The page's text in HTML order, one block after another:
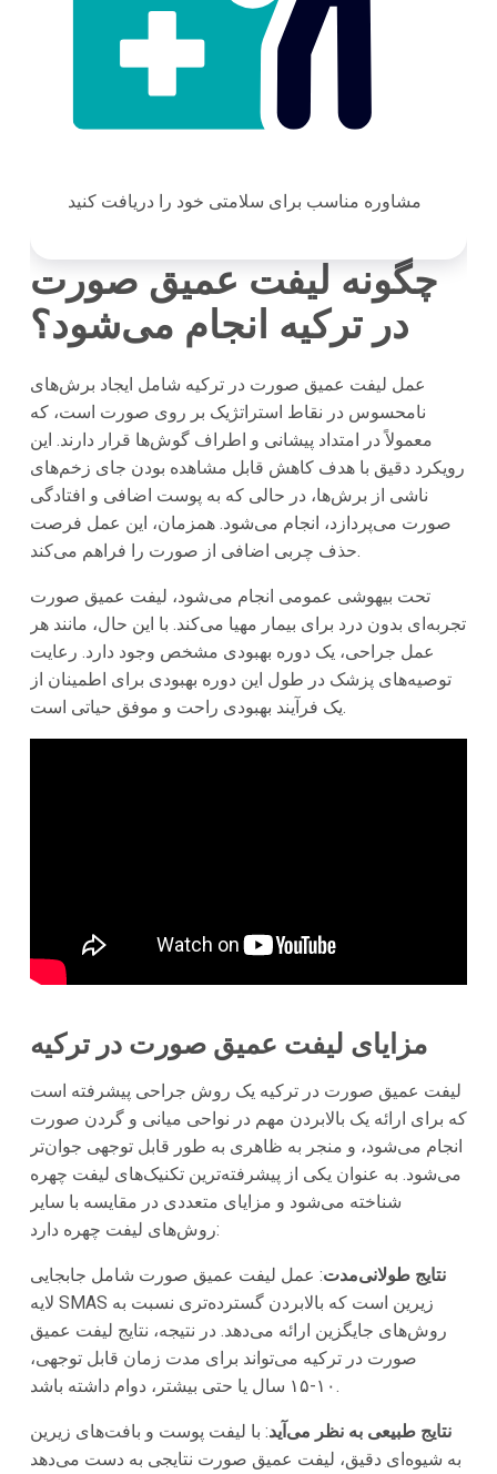
مشاوره مناسب برای سلامتی خود را دریافت کنید
چگونه لیفت عمیق صورت
در ترکیه انجام می‌شود؟
عمل لیفت عمیق صورت در ترکیه شامل ایجاد برش‌های
نامحسوس در نقاط استراتژیک بر روی صورت است، که
معمولاً در امتداد پیشانی و اطراف گوش‌ها قرار دارند. این
رویکرد دقیق با هدف کاهش قابل مشاهده بودن جای زخم‌های
ناشی از برش‌ها، در حالی که به پوست اضافی و افتادگی
صورت می‌پردازد، انجام می‌شود. همزمان، این عمل فرصت
حذف چربی اضافی از صورت را فراهم می‌کند.
تحت بیهوشی عمومی انجام می‌شود، لیفت عمیق صورت
تجربه‌ای بدون درد برای بیمار مهیا می‌کند. با این حال، مانند هر
عمل جراحی، یک دوره بهبودی مشخص وجود دارد. رعایت
توصیه‌های پزشک در طول این دوره بهبودی برای اطمینان از
یک فرآیند بهبودی راحت و موفق حیاتی است.
مزایای لیفت عمیق صورت در ترکیه
لیفت عمیق صورت در ترکیه یک روش جراحی پیشرفته است
که برای ارائه یک بالابردن مهم در نواحی میانی و گردن صورت
انجام می‌شود، و منجر به ظاهری به طور قابل توجهی جوان‌تر
می‌شود. به عنوان یکی از پیشرفته‌ترین تکنیک‌های لیفت چهره
شناخته می‌شود و مزایای متعددی در مقایسه با سایر
روش‌های لیفت چهره دارد:
نتایج طولانی‌مدت: عمل لیفت عمیق صورت شامل جابجایی
لایه SMAS زیرین است که بالابردن گسترده‌تری نسبت به
روش‌های جایگزین ارائه می‌دهد. در نتیجه، نتایج لیفت عمیق
صورت در ترکیه می‌تواند برای مدت زمان قابل توجهی،
۱۰-۱۵ سال یا حتی بیشتر، دوام داشته باشد.
نتایج طبیعی به نظر می‌آید: با لیفت پوست و بافت‌های زیرین
به شیوه‌ای دقیق، لیفت عمیق صورت نتایجی به دست می‌دهد